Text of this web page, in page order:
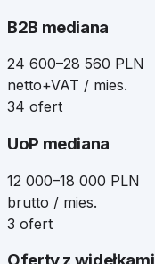
B2B mediana
24 600–28 560 PLN
netto+VAT / mies.
34 ofert
UoP mediana
12 000–18 000 PLN
brutto / mies.
3 ofert